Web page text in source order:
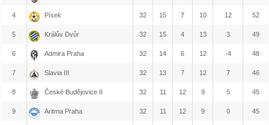
4 Písek 32 15 7 10 12 52
5 Králův Dvůr 32 15 4 13 3 49
6 Admira Praha 32 14 6 12 -4 48
7 Slavia III 32 13 7 12 7 46
8 České Budějovice II 32 11 12 9 5 45
9 Aritma Praha 32 11 12 9 0 45